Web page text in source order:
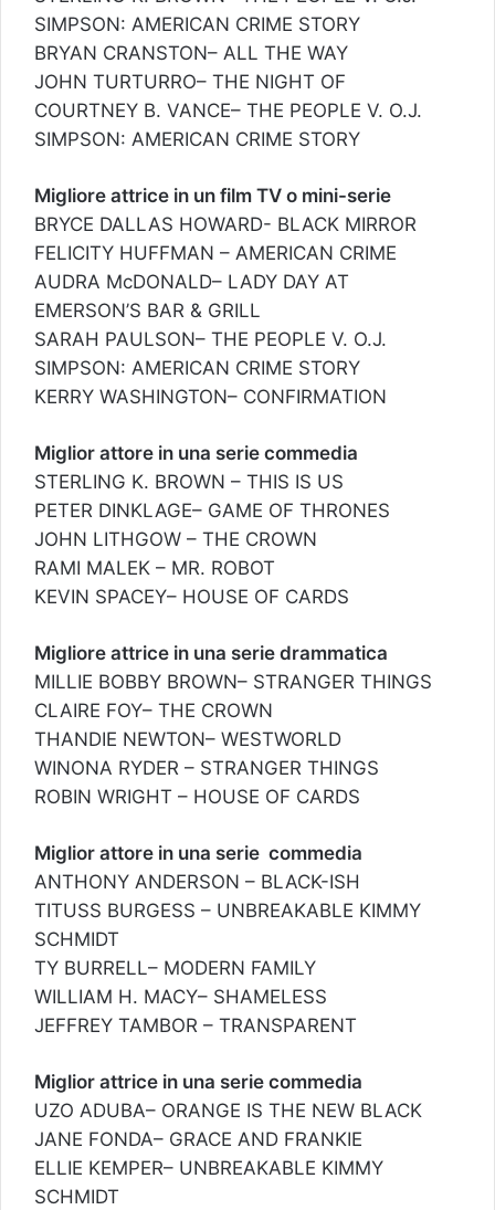
SIMPSON: AMERICAN CRIME STORY
BRYAN CRANSTON– ALL THE WAY
JOHN TURTURRO– THE NIGHT OF
COURTNEY B. VANCE– THE PEOPLE V. O.J.
SIMPSON: AMERICAN CRIME STORY
Migliore attrice in un film TV o mini-serie
BRYCE DALLAS HOWARD- BLACK MIRROR
FELICITY HUFFMAN – AMERICAN CRIME
AUDRA McDONALD– LADY DAY AT
EMERSON’S BAR & GRILL
SARAH PAULSON– THE PEOPLE V. O.J.
SIMPSON: AMERICAN CRIME STORY
KERRY WASHINGTON– CONFIRMATION
Miglior attore in una serie commedia
STERLING K. BROWN – THIS IS US
PETER DINKLAGE– GAME OF THRONES
JOHN LITHGOW – THE CROWN
RAMI MALEK – MR. ROBOT
KEVIN SPACEY– HOUSE OF CARDS
Migliore attrice in una serie drammatica
MILLIE BOBBY BROWN– STRANGER THINGS
CLAIRE FOY– THE CROWN
THANDIE NEWTON– WESTWORLD
WINONA RYDER – STRANGER THINGS
ROBIN WRIGHT – HOUSE OF CARDS
Miglior attore in una serie commedia
ANTHONY ANDERSON – BLACK-ISH
TITUSS BURGESS – UNBREAKABLE KIMMY
SCHMIDT
TY BURRELL– MODERN FAMILY
WILLIAM H. MACY– SHAMELESS
JEFFREY TAMBOR – TRANSPARENT
Miglior attrice in una serie commedia
UZO ADUBA– ORANGE IS THE NEW BLACK
JANE FONDA– GRACE AND FRANKIE
ELLIE KEMPER– UNBREAKABLE KIMMY
SCHMIDT